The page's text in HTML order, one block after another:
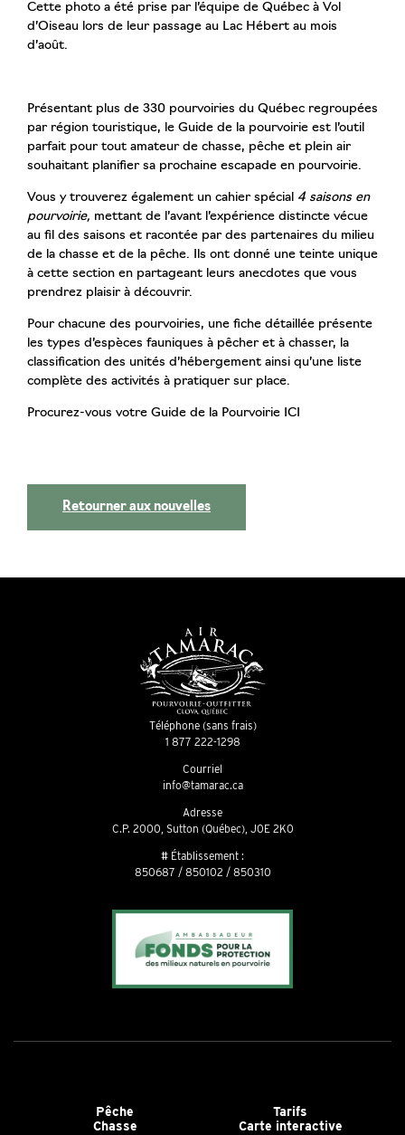
Cette photo a été prise par l’équipe de Québec à Vol
d’Oiseau lors de leur passage au Lac Hébert au mois
d’août.
Présentant plus de 330 pourvoiries du Québec regroupées
par région touristique, le Guide de la pourvoirie est l’outil
parfait pour tout amateur de chasse, pêche et plein air
souhaitant planifier sa prochaine escapade en pourvoirie.
Vous y trouverez également un cahier spécial 4 saisons en
pourvoirie, mettant de l’avant l’expérience distincte vécue
au fil des saisons et racontée par des partenaires du milieu
de la chasse et de la pêche. Ils ont donné une teinte unique
à cette section en partageant leurs anecdotes que vous
prendrez plaisir à découvrir.
Pour chacune des pourvoiries, une fiche détaillée présente
les types d’espèces fauniques à pêcher et à chasser, la
classification des unités d’hébergement ainsi qu’une liste
complète des activités à pratiquer sur place.
Procurez-vous votre Guide de la Pourvoirie ICI
Retourner aux nouvelles
Téléphone (sans frais)
1 877 222-1298
Courriel
info@tamarac.ca
Adresse
C.P. 2000, Sutton (Québec), J0E 2K0
# Établissement :
850687 / 850102 / 850310
Pêche
Tarifs
Chasse
Carte interactive